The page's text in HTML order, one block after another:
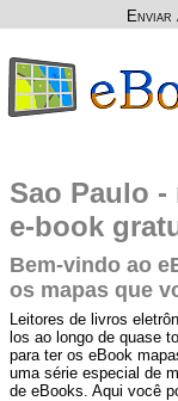
Enviar
Sao Paulo
e-book
Bem-vindo ao
os mapas que
Leitores de livros
los ao longo de quase
para ter os eBook
uma série especial de
de eBooks. Aqui você